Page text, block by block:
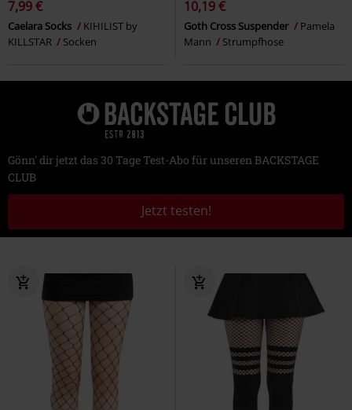
7,99 €
Caelara Socks
KIHILIST by
KILLSTAR
Socken
10,19 €
Goth Cross Suspender
Pamela
Mann
Strumpfhose
Gönn' dir jetzt das 30 Tage Test-Abo für unseren BACKSTAGE
CLUB
Jetzt testen!